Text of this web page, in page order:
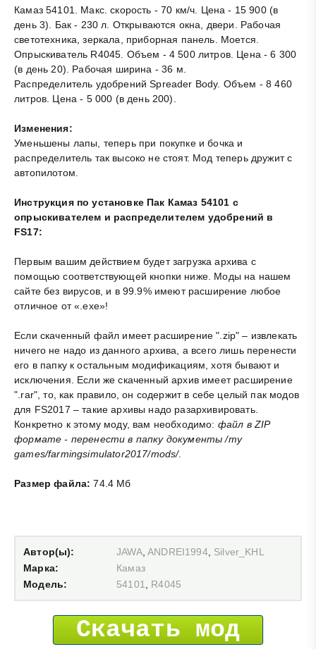
Камаз 54101. Макс. скорость - 70 км/ч. Цена - 15 900 (в
день 3). Бак - 230 л. Открываются окна, двери. Рабочая
светотехника, зеркала, приборная панель. Моется.
Опрыскиватель R4045. Объем - 4 500 литров. Цена - 6 300
(в день 20). Рабочая ширина - 36 м.
Распределитель удобрений Spreader Body. Объем - 8 460
литров. Цена - 5 000 (в день 200).
Изменения:
Уменьшены лапы, теперь при покупке и бочка и
распределитель так высоко не стоят. Мод теперь дружит с
автопилотом.
Инструкция по установке Пак Камаз 54101 с
опрыскивателем и распределителем удобрений в
FS17:
Первым вашим действием будет загрузка архива с
помощью соответствующей кнопки ниже. Моды на нашем
сайте без вирусов, и в 99.9% имеют расширение любое
отличное от «.exe»!
Если скаченный файл имеет расширение ".zip" – извлекать
ничего не надо из данного архива, а всего лишь перенести
его в папку к остальным модификациям, хотя бывают и
исключения. Если же скаченный архив имеет расширение
".rar", то, как правило, он содержит в себе целый пак модов
для FS2017 – такие архивы надо разархивировать.
Конкретно к этому моду, вам необходимо: файл в ZIP
формате - перенести в папку документы /my
games/farmingsimulator2017/mods/.
Размер файла: 74.4 Мб
Автор(ы): JAWA,ANDREI1994, Silver_KHL
Марка:
Камаз
Модель:
54101 R4045
Скачать мод